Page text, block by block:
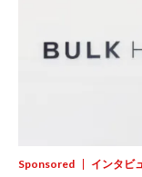
Sponsored インタビ